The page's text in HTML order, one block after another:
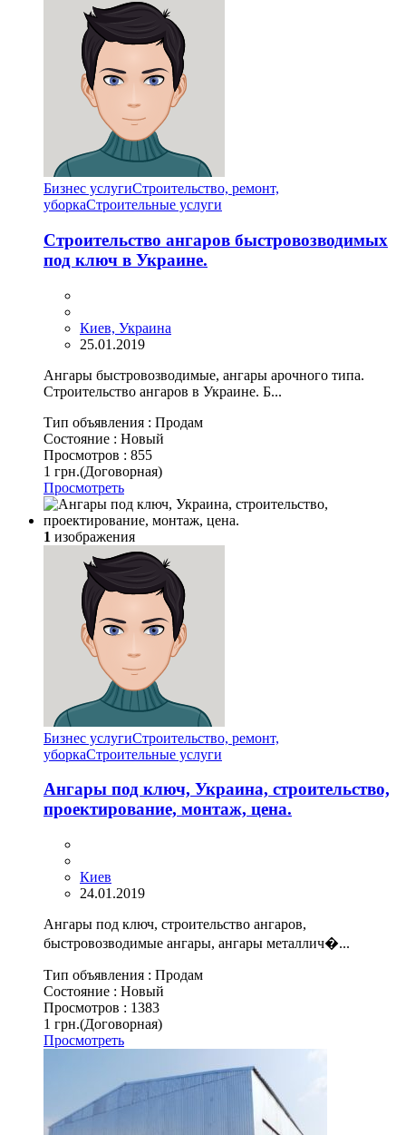
Бизнес услугиСтроительство, ремонт,
уборкаCтроительные услуги
Строительство ангаров быстровозводимых
под ключ в Украине.
Киев, Украина
25.01.2019
Ангары быстровозводимые, ангары арочного типа.
Строительство ангаров в Украине. Б...
Тип объявления : Продам
Состояние : Новый
Просмотров : 855
1 грн.(Договорная)
Просмотреть
1 изображения
Бизнес услугиСтроительство, ремонт,
уборкаCтроительные услуги
Ангары под ключ, Украина, строительство,
проектирование, монтаж, цена.
Киев
24.01.2019
Ангары под ключ, строительство ангаров,
быстровозводимые ангары, ангары металлич�...
Тип объявления : Продам
Состояние : Новый
Просмотров : 1383
1 грн.(Договорная)
Просмотреть